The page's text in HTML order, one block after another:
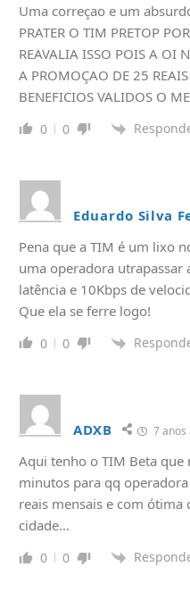
Uma correçao e um
PRATER O TIM PRETOP
REAVALIA ISSO POIS A OI
A PROMOÇAO DE 25
BENEFICIOS VALIDOS O
0 0
Eduardo Silva
Pena que a TIM é um lixo
uma operadora utrapassar
latência e 10Kbps de
Que ela se ferre logo!
0 0
ADXB 7 anos
Aqui tenho o TIM Beta que
minutos para qq
reais mensais e com
cidade…
0 0